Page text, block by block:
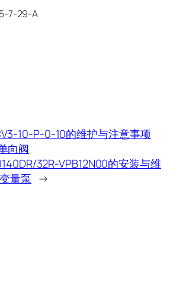
7-29-A
10-P-0-10的维护与注意事项
向阀
32R-VPB12N00的安装与维
量泵 →